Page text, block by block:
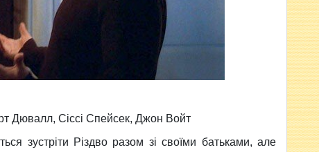
Дювалл, Сіссі Спейсек, Джон Войт
зустріти Різдво разом зі своїми батьками, але